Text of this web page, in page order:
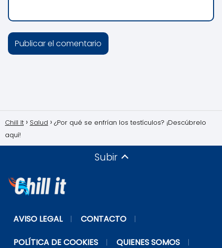
Chill It Salud
¿Por qué se enfrían los testículos? ¡Descúbrelo
aquí!
Subir
AVISO LEGAL CONTACTO
POLÍTICA DE COOKIES QUIENES SOMOS